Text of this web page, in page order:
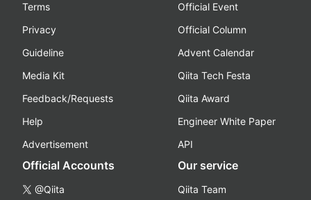
Terms
Privacy
Guideline
Media Kit
Feedback/Requests
Help
Advertisement
Official Event
Official Column
Advent Calendar
Qiita Tech Festa
Qiita Award
Engineer White Paper
API
Official Accounts
@Qiita
Our service
Qiita Team